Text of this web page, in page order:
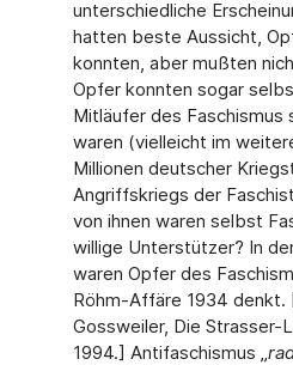
unterschiedliche
hatten beste Aussicht,
konnten, aber mußten
Opfer konnten sogar
Mitläufer des Faschismus
waren (vielleicht im
Millionen deutscher
Angriffskriegs der
von ihnen waren selbst
willige Unterstützer? In
waren Opfer des
Röhm-Affäre 1934 denkt.
Gossweiler, Die Strasser-
1994.] Antifaschismus „